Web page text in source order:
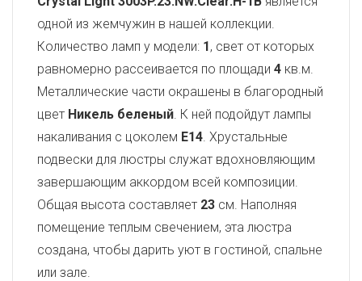
одной из жемчужин в нашей коллекции.
Количество ламп у модели: 1, свет от которых
равномерно рассеивается по площади 4 кв.м.
Металлические части окрашены в благородный
цвет Никель беленый. К ней подойдут лампы
накаливания с цоколем E14. Хрустальные
подвески для люстры служат вдохновляющим
завершающим аккордом всей композиции.
Общая высота составляет 23 см. Наполняя
помещение теплым свечением, эта люстра
создана, чтобы дарить уют в гостиной, спальне
или зале.